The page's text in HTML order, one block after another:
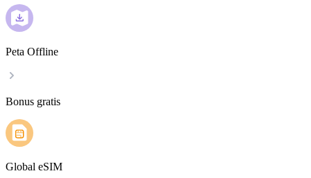
Peta Offline
Bonus gratis
Global eSIM